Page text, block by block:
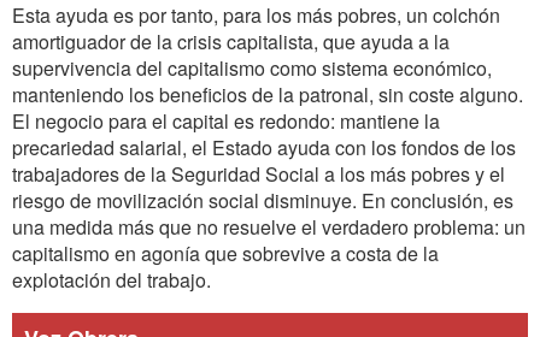
Esta ayuda es por tanto, para los más pobres, un colchón
amortiguador de la crisis capitalista, que ayuda a la
supervivencia del capitalismo como sistema económico,
manteniendo los beneficios de la patronal, sin coste alguno.
El negocio para el capital es redondo: mantiene la
precariedad salarial, el Estado ayuda con los fondos de los
trabajadores de la Seguridad Social a los más pobres y el
riesgo de movilización social disminuye. En conclusión, es
una medida más que no resuelve el verdadero problema: un
capitalismo en agonía que sobrevive a costa de la
explotación del trabajo.